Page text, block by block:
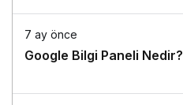
7 ay önce
Google Bilgi Paneli Nedir?